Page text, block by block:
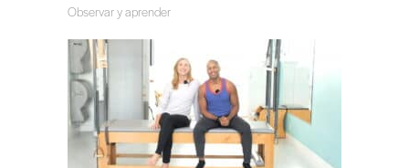
Observar y aprender